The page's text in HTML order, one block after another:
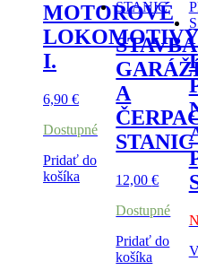
MOTOROVÉ
LOKOMOTIVY
I.
6,90 €
Dostupné
Pridať do
košíka
STAVBA
A
STANIC
12,00€
Dostupné
Pridať do
košíka